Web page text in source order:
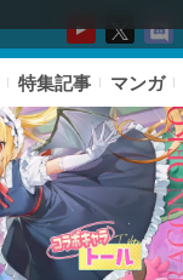
特集記事 マンガ